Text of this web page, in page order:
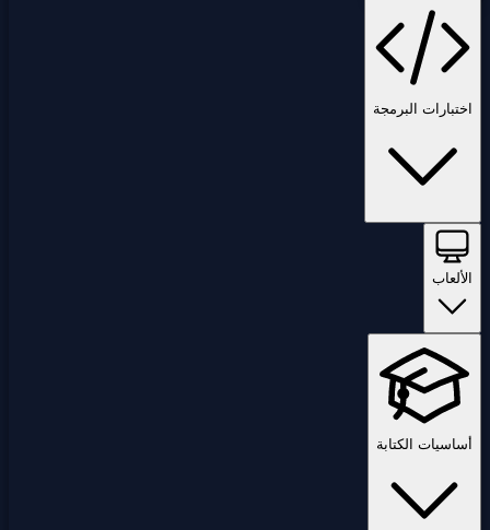
اختبارات البرمجة
الألعاب
أساسيات الكتابة